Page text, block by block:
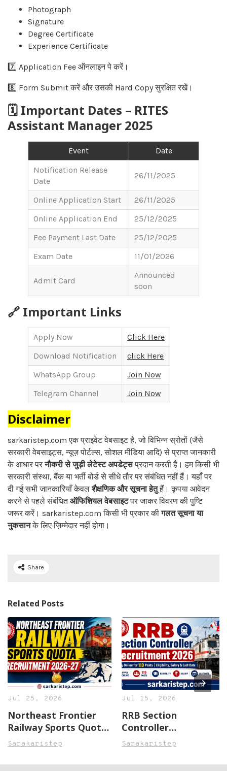
Photograph
Signature
Degree Certificate
Experience Certificate
7️⃣ Application Fee ऑनलाइन पे करें।
8️⃣ Form Submit करें और उसकी Hard Copy सुरक्षित रखें।
🗓 Important Dates – RITES
Assistant Manager 2025
Event
Date
Notification Release
Date
26/11/2025
Online Application Start
26/11/2025
Online Application End
25/12/2025
Fee Payment Last Date
25/12/2025
Exam Date
11/01/2026
Admit Card
Announced
soon
🔗 Important Links
Apply Now
Click Here
Download Notification
click Here
WhatsApp Group
Join Now
Telegram Channel
Join Now
Disclaimer
sarkaristep.com एक प्राइवेट वेबसाइट है, जो विभिन्न स्रोतों (जैसे
सरकारी वेबसाइट्स, न्यूज़ पोर्टल्स, सोशल मीडिया आदि) से प्राप्त जानकारी
के आधार परनौकरी से जुड़ी लेटेस्ट अपडेट्सप्रदान करती है। हम किसी भी
सरकारी संस्था, बैंक या भर्ती बोर्ड से सीधे तौर पर संबंधित नहीं हैं। यहाँ पर
दी गई सभी जानकारियाँ केवलशैक्षणिक और सूचना हेतुहैं। कृपया आवेदन
करने से पहले संबंधितऑफिशियल वेबसाइटपर जाकर विवरण की पुष्टि
जरूर करें। sarkaristep.com किसी भी प्रकार कीगलत सूचना या
नुकसानके लिए ज़िम्मेदार नहीं होगा।
Share
Related Posts
Jul 25, 2026
Northeast Frontier
Railway Sports Quota
Recruitment 2026-27
Sarakaristep
Jul 15, 2026
RRB Section
Controller
Recruitment 2026:
Posts | Eligibility,
Sarakaristep